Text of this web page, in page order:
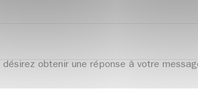
obtenir une réponse à votre